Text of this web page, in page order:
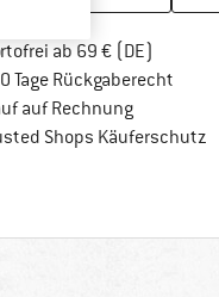
ab 69 € (DE)
Tage Rückgaberecht
auf RechnungFinde die
Shops Käuferschutz